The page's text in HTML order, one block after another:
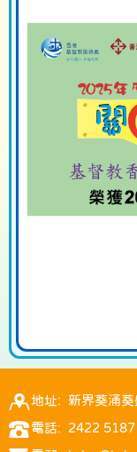
地址: 新界葵涌葵
電話: 2422 5187